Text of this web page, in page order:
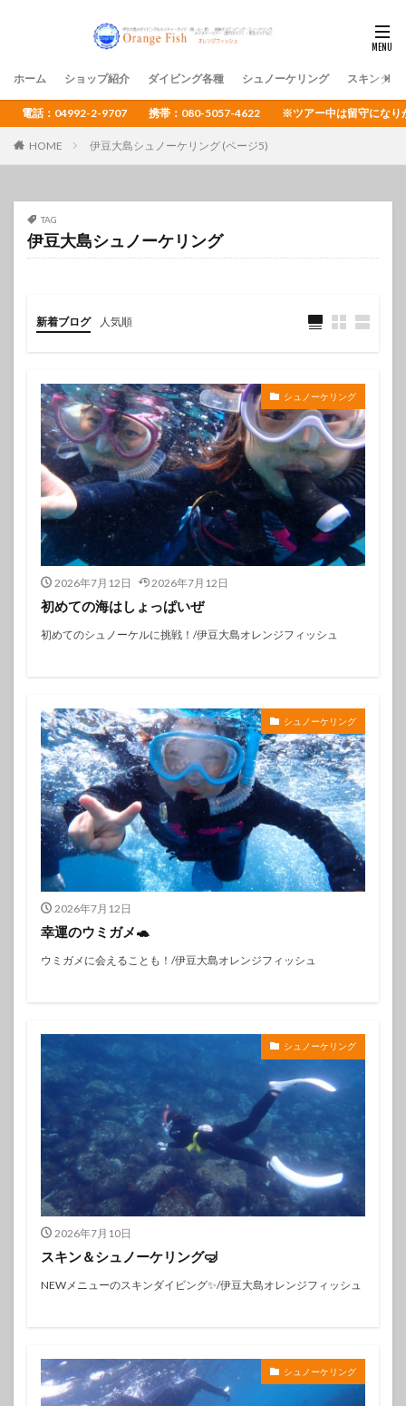
ホーム ショップ紹介 ダイビング各種 シュノーケリング スキンダイ
電話：04992-2-9707 携帯：080-5057-4622 ※ツアー中は留守になりがち
HOME 伊豆大島シュノーケリング (ページ5)
TAG
伊豆大島シュノーケリング
新着ブログ 人気順
シュノーケリング
2026年7月12日 2026年7月12日
初めての海はしょっぱいぜ
初めてのシュノーケルに挑戦！/伊豆大島オレンジフィッシュ
シュノーケリング
2026年7月12日
幸運のウミガメ🐢
ウミガメに会えることも！/伊豆大島オレンジフィッシュ
シュノーケリング
2026年7月10日
スキン＆シュノーケリング🤿
NEWメニューのスキンダイビング✨️/伊豆大島オレンジフィッシュ
シュノーケリング